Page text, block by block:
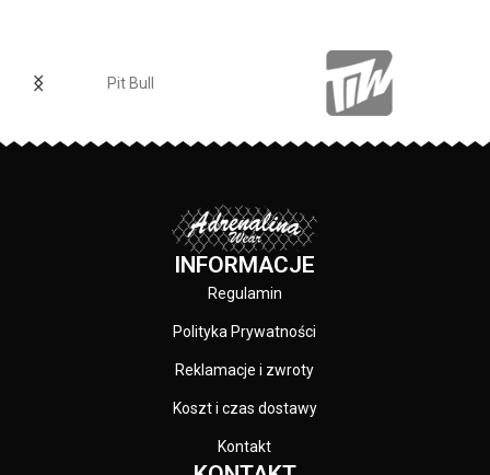
Pit Bull
INFORMACJE
Regulamin
Polityka Prywatności
Reklamacje i zwroty
Koszt i czas dostawy
Kontakt